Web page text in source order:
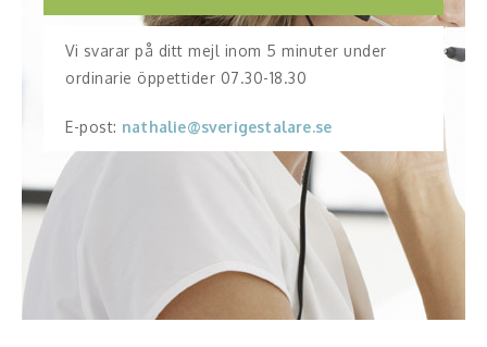
Vi svarar på ditt mejl inom 5 minuter under
ordinarie öppettider 07.30-18.30
E-post: nathalie@sverigestalare.se